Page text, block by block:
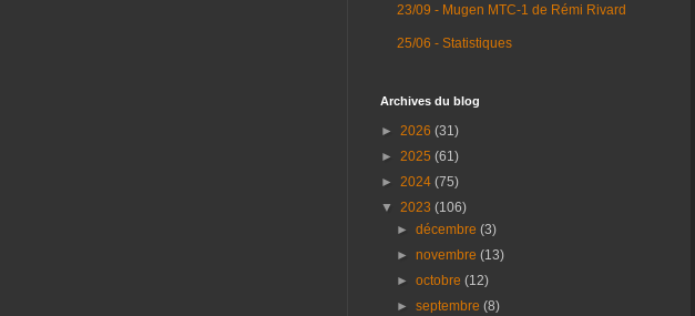
23/09 - Mugen MTC-1 de Rémi Rivard
25/06 - Statistiques
Archives du blog
► 2026 (31)
► 2025 (61)
► 2024 (75)
▼ 2023 (106)
►décembre(3)
►novembre(13)
►octobre(12)
►septembre(8)